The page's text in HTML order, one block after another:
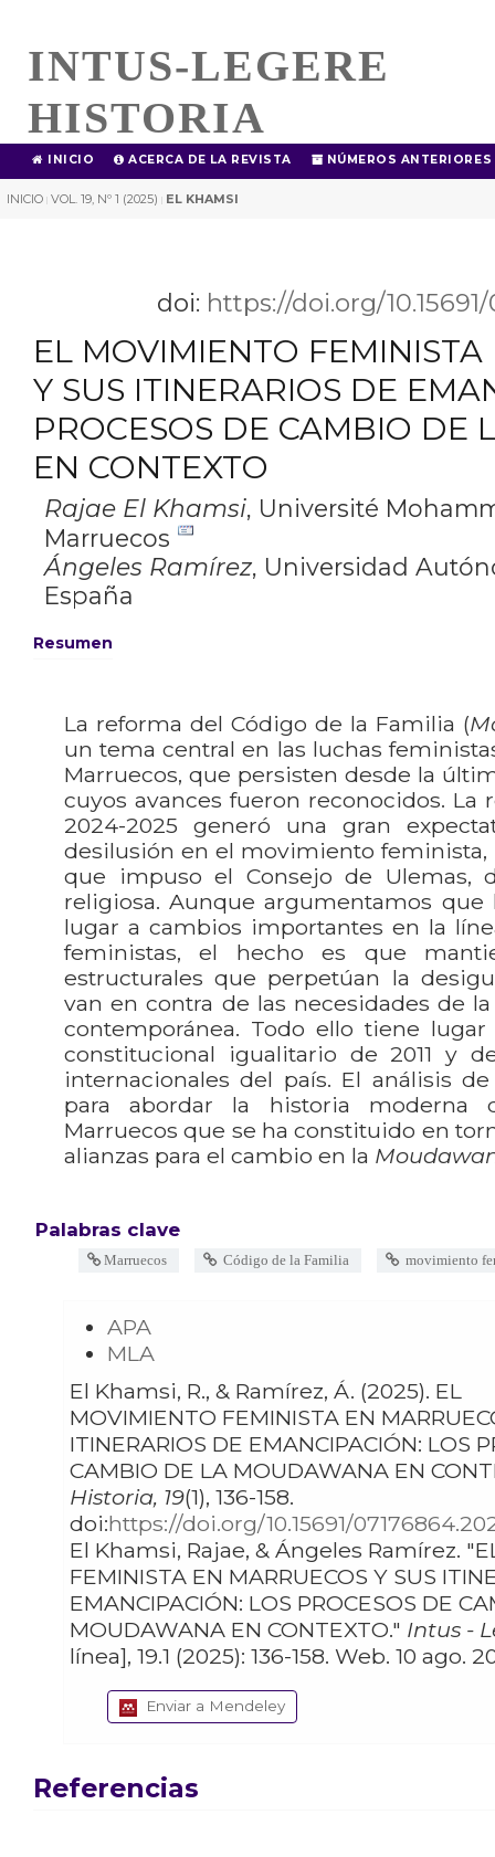
INTUS-LEGERE
HISTORIA
INICIO ACERCA DE LA REVISTA NÚMEROS ANTERIORES
INICIO | VOL. 19, Nº 1 (2025) | EL KHAMSI
doi: https://doi.org/
EL MOVIMIENTO
Y SUS ITINERARIOS DE
PROCESOS DE CAMBIO DE
EN CONTEXTO
Rajae El Khamsi, Université
Marruecos
Ángeles Ramírez, Universidad
España
Resumen
La reforma del Código de la Familia (
un tema central en las luchas
Marruecos, que persisten desde la
cuyos avances fueron reconocidos. La
2024-2025 generó una gran
desilusión en el movimiento feminista,
que impuso el Consejo de Ulemas,
religiosa. Aunque argumentamos que
lugar a cambios importantes en la
feministas, el hecho es que
estructurales que perpetúan la
van en contra de las necesidades de
contemporánea. Todo ello tiene
constitucional igualitario de 2011 y
internacionales del país. El análisis
para abordar la historia moderna
Marruecos que se ha constituido en
alianzas para el cambio en la
Palabras clave
Marruecos Código de la Familia movimiento
APA
MLA
El Khamsi, R., & Ramírez, Á. (2025). EL
MOVIMIENTO FEMINISTA EN
ITINERARIOS DE EMANCIPACIÓN: LOS
CAMBIO DE LA MOUDAWANA EN
Historia, 19(1), 136-158.
doi:https://doi.org/10.15691/
El Khamsi, Rajae, & Ángeles Ramírez. "EL MOVIMIENTO
FEMINISTA EN MARRUECOS Y SUS
EMANCIPACIÓN: LOS PROCESOS DE
MOUDAWANA EN CONTEXTO." Intus -
línea], 19.1 (2025): 136-158. Web. 10 ago.
Enviar a Mendeley
Referencias